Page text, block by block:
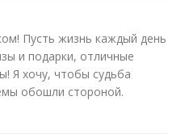
Пусть жизнь каждый день
и подарки, отличные
Я хочу, чтобы судьба
обошли стороной.